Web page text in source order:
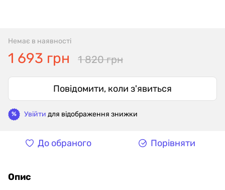
Немає в наявності
1 693 грн 1 820 грн
Повідомити, коли з'явиться
% Увійти для відображення знижки
До обраного Порівняти
Опис